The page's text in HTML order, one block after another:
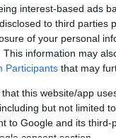
interest-based ads
to third parties
of your personal
This information may
Participants that may
that this website/app
but not limited
to Google and its
και
17χρονου
δυστύχημα
τομικρό
εκτός έδρας,